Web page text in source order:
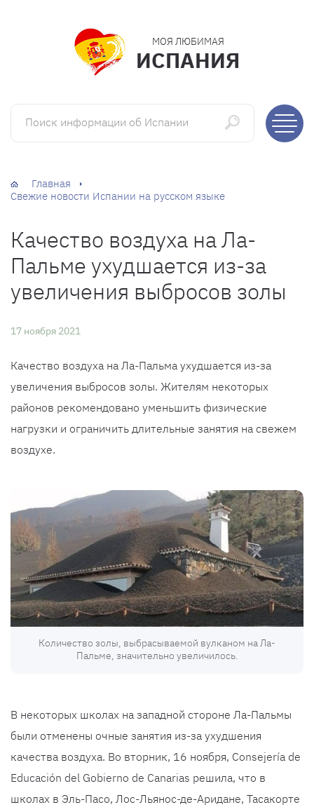
МОЯ ЛЮБИМАЯ
ИСПАНИЯ
Поиск информации об Испании
Главная
Свежие новости Испании на русском языке
Качество воздуха на Ла-
Пальме ухудшается из-за
увеличения выбросов золы
17 ноября 2021
Качество воздуха на Ла-Пальма ухудшается из-за
увеличения выбросов золы. Жителям некоторых
районов рекомендовано уменьшить физические
нагрузки и ограничить длительные занятия на свежем
воздухе.
Количество золы, выбрасываемой вулканом на Ла-
Пальме, значительно увеличилось.
В некоторых школах на западной стороне Ла-Пальмы
были отменены очные занятия из-за ухудшения
качества воздуха. Во вторник, 16 ноября, Consejería de
Educación del Gobierno de Canarias решила, что в
школах в Эль-Пасо, Лос-Льянос-де-Аридане, Тасакорте